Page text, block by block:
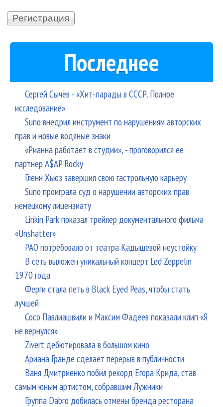
Последнее
Сергей Сычёв - «Хит-парады в СССР. Полное
исследование»
Suno внедрил инструмент по нарушениям авторских
прав и новые водяные знаки
«Рианна работает в студии», - проговорился ее
партнер A$AP Rocky
Гленн Хьюз завершил свою гастрольную карьеру
Suno проиграла суд о нарушении авторских прав
немецкому лицензиату
Linkin Park показал трейлер документального фильма
«Unshatter»
РАО потребовало от театра Кадышевой неустойку
В сеть выложен уникальный концерт Led Zeppelin
1970 года
Ферги стала петь в Black Eyed Peas, чтобы стать
лучшей
Сосо Павлиашвили и Максим Фадеев показали клип «Я
не вернулся»
Zivert дебютировала в большом кино
Ариана Гранде сделает перерыв в публичности
Ваня Дмитриенко побил рекорд Егора Крида, став
самым юным артистом, собравшим Лужники
Группа Dabro добилась отмены бренда ресторана